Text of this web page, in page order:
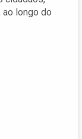
longo do